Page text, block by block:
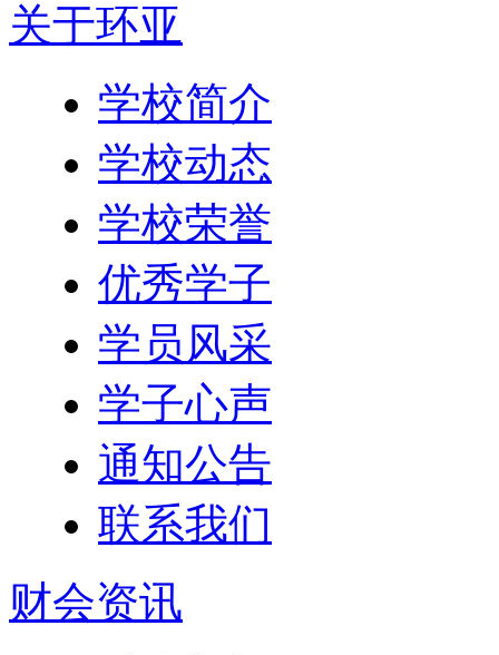
关于环亚
学校简介
学校动态
学校荣誉
优秀学子
学员风采
学子心声
通知公告
联系我们
财会资讯